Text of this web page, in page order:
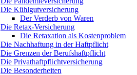
Die Kühlgutversicherung
Der Verderb von Waren
Die Retax-Versicherung
Die Retaxation als Kostenproblem
Die Nachhaftung in der Haftpflicht
Die Grenzen der Berufshaftpflicht
Die Privathaftpflichtversicherung
Die Besonderheiten